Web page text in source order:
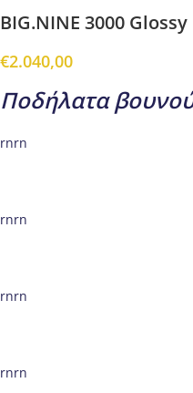
BIG.NINE 3000
€2.040,00
Ποδήλατα
rnrn
rnrn
rnrn
rnrn